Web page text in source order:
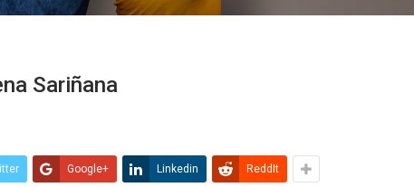
Sariñana
Google+ Linkedin ReddIt